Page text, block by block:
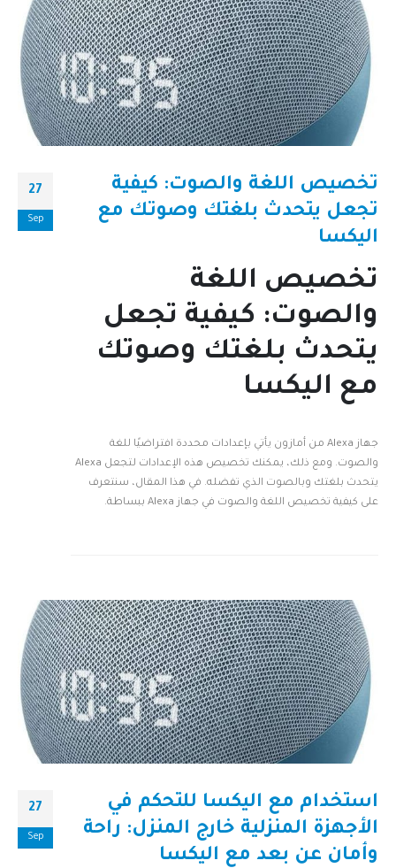
27
Sep
تخصيص اللغة والصوت: كيفية
تجعل يتحدث بلغتك وصوتك مع
اليكسا
تخصيص اللغة
والصوت: كيفية تجعل
يتحدث بلغتك وصوتك
مع اليكسا
جهاز Alexa من أمازون يأتي بإعدادات محددة افتراضيًا للغة
والصوت. ومع ذلك، يمكنك تخصيص هذه الإعدادات لتجعل Alexa
يتحدث بلغتك وبالصوت الذي تفضله. في هذا المقال، سنتعرف
على كيفية تخصيص اللغة والصوت في جهاز Alexa ببساطة.
27
Sep
استخدام مع اليكسا للتحكم في
الأجهزة المنزلية خارج المنزل: راحة
وأمان عن بعد مع اليكسا